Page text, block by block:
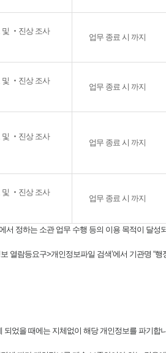
및 ‧진상 조사
업무 종료 시 까지
및 ‧진상 조사
업무 종료 시 까지
및 ‧진상 조사
업무 종료 시 까지
및 ‧진상 조사
업무 종료 시 까지
정하는 소관 업무 수행 등의 이용 목적이 달성
열람등요구>개인정보파일 검색’에서 기관명 “행
었을 때에는 지체없이 해당 개인정보를 파기합